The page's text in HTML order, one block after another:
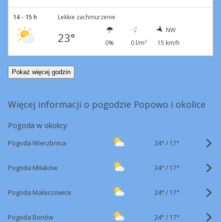
14 - 15 h Lekkie zachmurzenie
23° 0% 0 l/m²
NW
15 km/h
Pokaż więcej godzin
Więcej informacji o pogodzie Popowo i okolice
Pogoda w okolicy
Pogoda Wierzbnica 24° / 17°
Pogoda Miłaków 24° / 17°
Pogoda Małaszowice 24° / 17°
Pogoda Bonów 24° / 17°